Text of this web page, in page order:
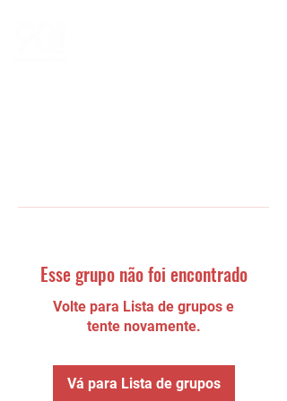
Esse grupo não foi encontrado
Volte para Lista de grupos e
tente novamente.
Vá para Lista de grupos